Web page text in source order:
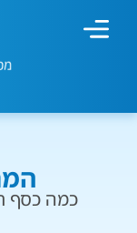
כמה כסף